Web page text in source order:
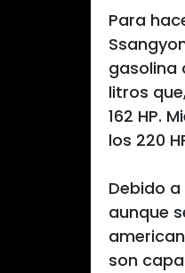
Para
gasolina
litros
162 HP.
los 220
Debido
aunque
son